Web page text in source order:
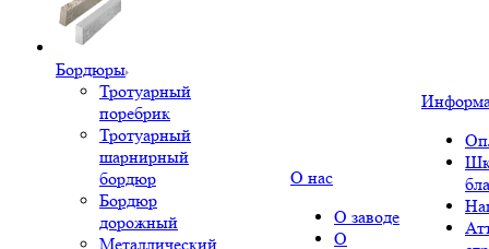
Бордюры
Тротуарный
поребрик
Тротуарный
шарнирный
бордюр
Бордюр
дорожный
Металлический
О нас
О заводе
О